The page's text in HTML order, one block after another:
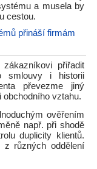
a musela by
cestou.
přináší firmám
přiřadit
smlouvy i historii
převezme jiný
vztahu.
ověřením
např. při shodě
duplicity klientů.
různých oddělení